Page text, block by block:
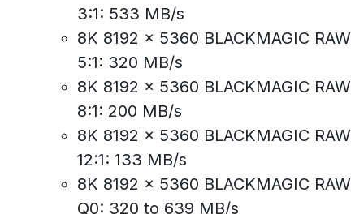
3:1: 533 MB/s
8K 8192 x 5360 BLACKMAGIC RAW
5:1: 320 MB/s
8K 8192 x 5360 BLACKMAGIC RAW
8:1: 200 MB/s
8K 8192 x 5360 BLACKMAGIC RAW
12:1: 133 MB/s
8K 8192 x 5360 BLACKMAGIC RAW
Q0: 320 to 639 MB/s